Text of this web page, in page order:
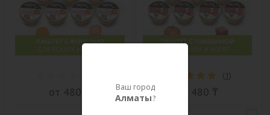
от 480 ₸
( 1)
от 480 ₸
Ваш город
Алматы?